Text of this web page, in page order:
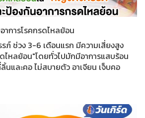
การโรคกรดไหลย้อน
ภ์ ช่วง 3-6 เดือนแรก มีความเสี่ยงสูง
ไหลย้อน"โดยทั่วไปมักมีอาการแสบร้อน
และคอ ไม่สบายตัว อาเจียน เจ็บคอ